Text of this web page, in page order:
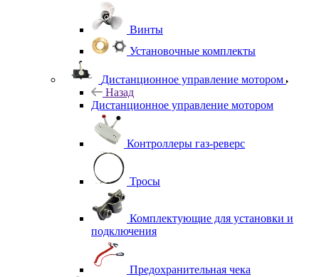
Винты
Установочные комплекты
Дистанционное управление мотором
Назад
Дистанционное управление мотором
Контроллеры газ-реверс
Тросы
Комплектующие для установки и
подключения
Предохранительная чека